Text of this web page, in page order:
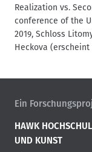
Realization vs.
conference of the
2019, Schloss
Heckova
Ein
HAWK
UND KUNST